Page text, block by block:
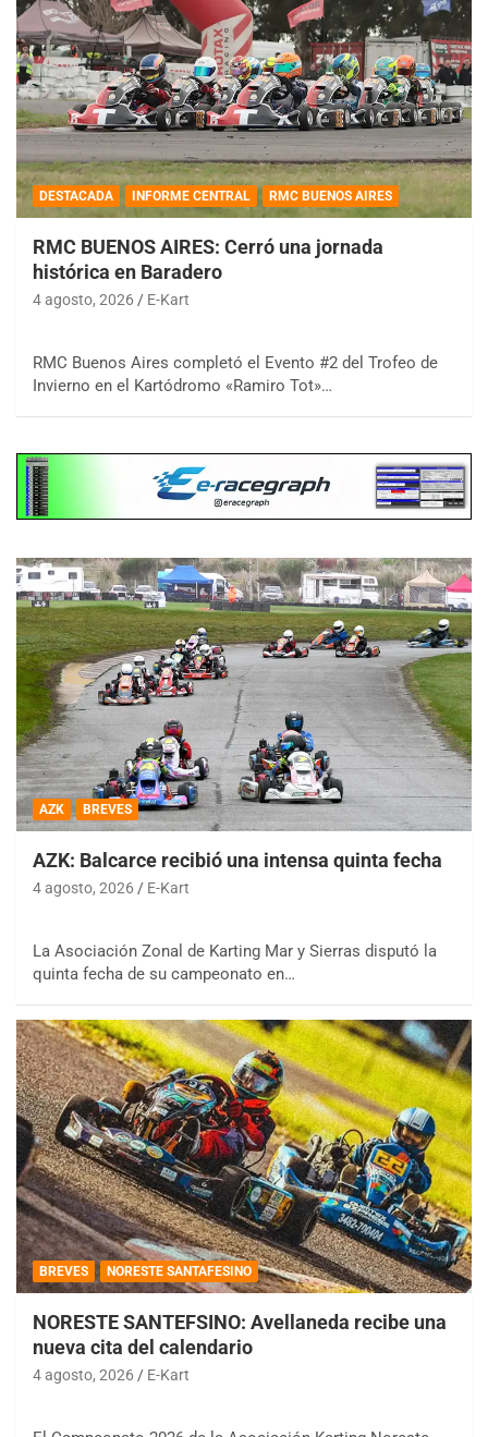
DESTACADA INFORME CENTRAL RMC BUENOS AIRES
RMC BUENOS AIRES: Cerró una jornada
histórica en Baradero
4 agosto, 2026 E-Kart
RMC Buenos Aires completó el Evento #2 del Trofeo de
Invierno en el Kartódromo «Ramiro Tot»…
AZK BREVES
AZK: Balcarce recibió una intensa quinta fecha
4 agosto, 2026 E-Kart
La Asociación Zonal de Karting Mar y Sierras disputó la
quinta fecha de su campeonato en…
BREVES NORESTE SANTAFESINO
NORESTE SANTEFSINO: Avellaneda recibe una
nueva cita del calendario
4 agosto, 2026 E-Kart